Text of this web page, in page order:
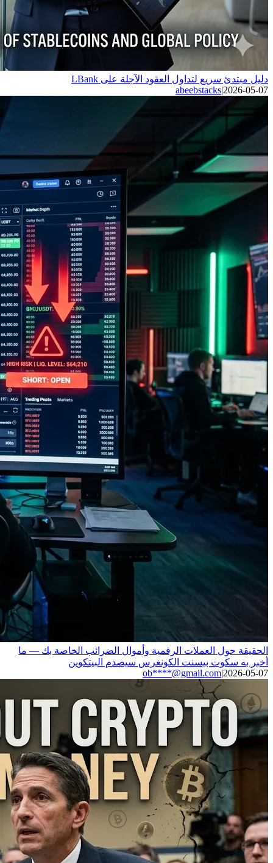
دليل مبتدئ سريع لتداول العقود الآجلة على LBank
abeebstacks|2026-05-07
الحقيقة حول العملات الرقمية وأموال الضرائب الخاصة بك — ما
أخبر به سكوت بيسنت الكونغرس سيصدم البيتكوين
ob****@gmail.com|2026-05-07